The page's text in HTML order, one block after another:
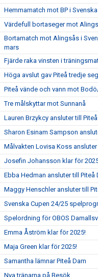
Hemmamatch mot BP i
Värdefull bortaseger mot
Bortamatch mot Alingsås i
mars
Fjärde raka vinsten i
Höga avslut gav Piteå tredje
Piteå vände och vann mot
Tre målskyttar mot Sunnanå
Lauren Brzykcy ansluter till Piteå
Sharon Esinam Sampson
Målvakten Lovisa Koss ansluter
Josefin Johansson klar för
Ebba Hedman ansluter till Piteå
Maggy Henschler ansluter till
Svenska Cupen 24/25
Spelordning för OBOS
Emma Åström klar för 2025!
Maja Green klar för 2025!
Samantha lämnar Piteå Dam
Nya tränarna på Besök